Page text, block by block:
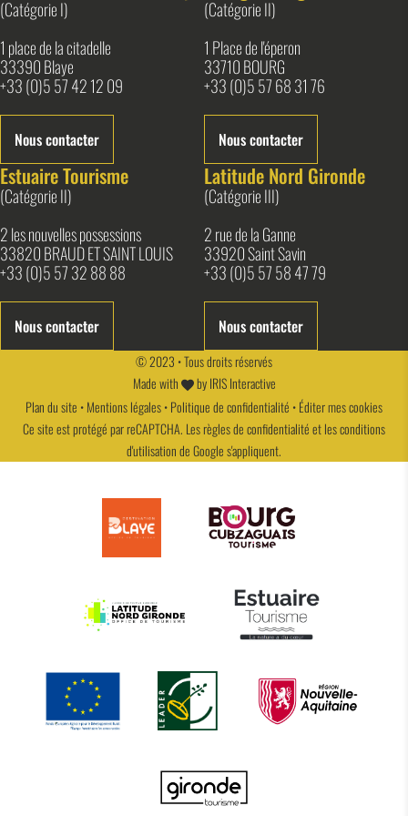
(Catégorie I)
1 place de la citadelle
33390 Blaye
+33 (0)5 57 42 12 09
Nous contacter
(Catégorie II)
1 Place de l'éperon
33710 BOURG
+33 (0)5 57 68 31 76
Nous contacter
Estuaire Tourisme
(Catégorie II)
2 les nouvelles possessions
33820 BRAUD ET SAINT LOUIS
+33 (0)5 57 32 88 88
Nous contacter
Latitude Nord Gironde
(Catégorie III)
2 rue de la Ganne
33920 Saint Savin
+33 (0)5 57 58 47 79
Nous contacter
© 2023 • Tous droits réservés
Made with
byIRIS Interactive
Plan du site •Mentions légales•Politique de confidentialité •Éditer mes cookies
Ce site est protégé par reCAPTCHA. Lesrègles de confidentialitéet lesconditions
d'utilisationde Google s'appliquent.